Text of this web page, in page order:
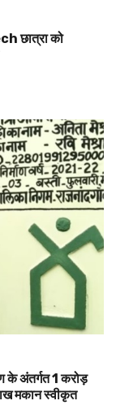
छात्रा को
के अंतर्गत 1 करोड़
मकान स्वीकृत